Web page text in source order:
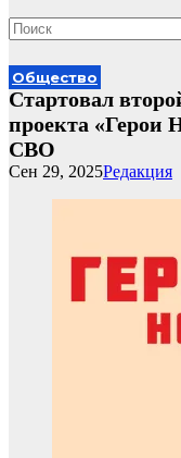
Общество
Стартовал
проекта «Герои
СВО
Редакция
Сен 29, 2025